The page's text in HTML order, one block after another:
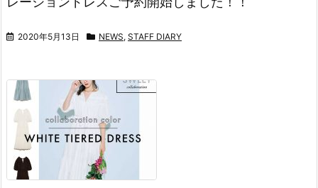
2020年5月13日 NEWS, STAFF DIARY